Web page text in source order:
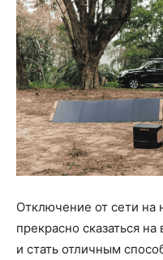
Отключение от сети на
прекрасно сказаться
и стать отличным